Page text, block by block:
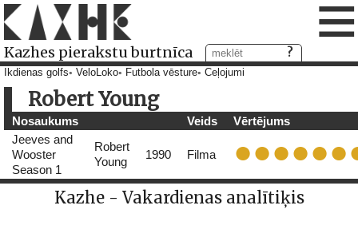
Kazhes pierakstu burtnīca ≡
Ikdienas golfs VeloLoko Futbola vēsture Ceļojumi
Robert Young
Nosaukums Veids
Vērtējums
Jeeves and
Wooster
Season 1
Robert
Young
1990 Filma
Kazhe - Vakardienas analītiķis